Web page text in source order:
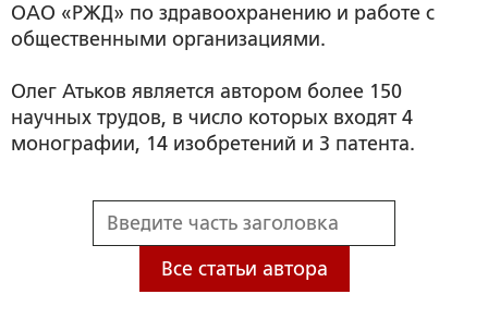
ОАО «РЖД» по здравоохранению и работе с
общественными организациями.
Олег Атьков является автором более 150
научных трудов, в число которых входят 4
монографии, 14 изобретений и 3 патента.
Все статьи автора